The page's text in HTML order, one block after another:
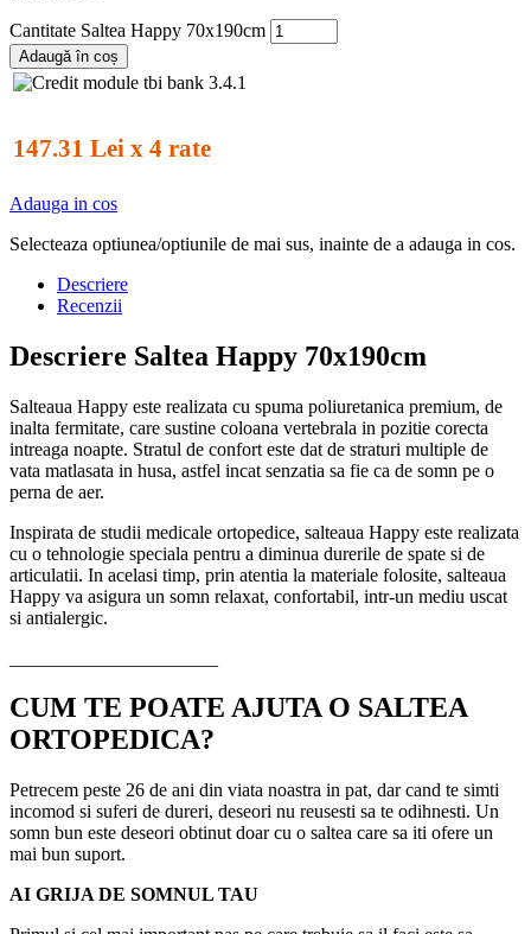
Cantitate Saltea Happy 70x190cm
Adaugă în coș
147.31 Lei x 4 rate
Adauga in cos
Selecteaza optiunea/optiunile de mai sus, inainte de a adauga in cos.
Descriere
Recenzii
Descriere Saltea Happy 70x190cm
Salteaua Happy este realizata cu spuma poliuretanica premium, de
inalta fermitate, care sustine coloana vertebrala in pozitie corecta
intreaga noapte. Stratul de confort este dat de straturi multiple de
vata matlasata in husa, astfel incat senzatia sa fie ca de somn pe o
perna de aer.
Inspirata de studii medicale ortopedice, salteaua Happy este realizata
cu o tehnologie speciala pentru a diminua durerile de spate si de
articulatii. In acelasi timp, prin atentia la materiale folosite, salteaua
Happy va asigura un somn relaxat, confortabil, intr-un mediu uscat
si antialergic.
CUM TE POATE AJUTA O SALTEA
ORTOPEDICA?
Petrecem peste 26 de ani din viata noastra in pat, dar cand te simti
incomod si suferi de dureri, deseori nu reusesti sa te odihnesti. Un
somn bun este deseori obtinut doar cu o saltea care sa iti ofere un
mai bun suport.
AI GRIJA DE SOMNUL TAU